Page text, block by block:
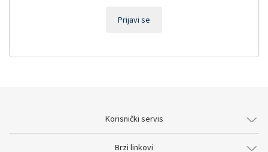
Prijavi se
Korisnički servis
Brzi linkovi